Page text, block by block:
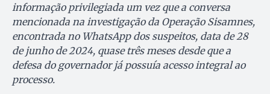
informação privilegiada um vez que a conversa
mencionada na investigação da Operação Sisamnes,
encontrada no WhatsApp dos suspeitos, data de 28
de junho de 2024, quase três meses desde que a
defesa do governador já possuía acesso integral ao
processo.